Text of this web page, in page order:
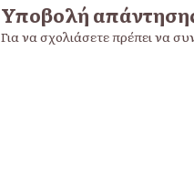
Υποβολή
Για να σχολιάσετε πρέπει να